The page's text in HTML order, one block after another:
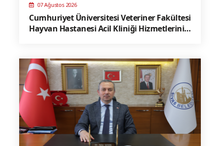
07 Ağustos 2026
Cumhuriyet Üniversitesi Veteriner Fakültesi
Hayvan Hastanesi Acil Kliniği Hizmetlerini